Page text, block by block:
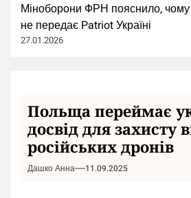
Міноборони ФРН пояснило,
не передає Patriot Україні
27.01.2026
Польща переймає
досвід для захисту
російських дронів
Дашко Анна 11.09.2025